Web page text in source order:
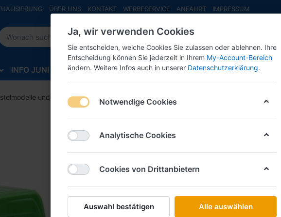
ÜBER UNS KONTAKT WERBESERVICE ANFAHRT IMPRESSUM
INFO JUNI INFO MAI NEU EINGETROFFEN NEUHEITEN
und Zubehör Zugmaschinen Scania - Zugmaschinen Scania CR
Schlüter
Scania
22,50
Ja, wir verwenden Cookies
Sie entscheiden, welche Cookies Sie zulassen oder ablehnen. Ihre
Entscheidung können Sie jederzeit in Ihrem My-Account-Bereich
ändern. Weitere Infos auch in unserer Datenschutzerklärung.
Notwendige Cookies
Analytische Cookies
Cookies von Drittanbietern
Auswahl bestätigen Alle auswählen